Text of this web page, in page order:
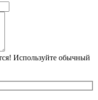
Используйте обычный